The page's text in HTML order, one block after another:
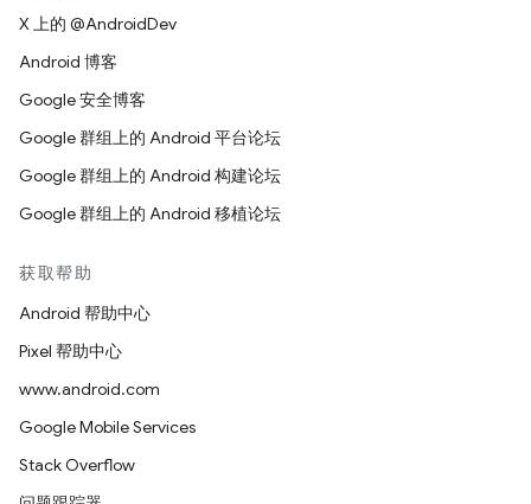
X 上的 @AndroidDev
Android 博客
Google 安全博客
Google 群组上的 Android 平台论坛
Google 群组上的 Android 构建论坛
Google 群组上的 Android 移植论坛
获取帮助
Android 帮助中心
Pixel 帮助中心
www.android.com
Google Mobile Services
Stack Overflow